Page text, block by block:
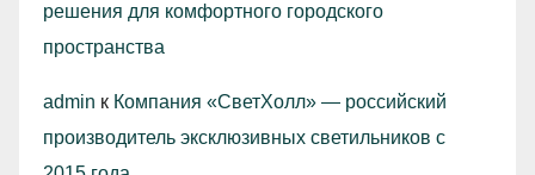
решения для комфортного городского
пространства
admin к Компания «СветХолл» — российский
производитель эксклюзивных светильников с